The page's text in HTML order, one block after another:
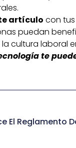
artículo con
puedan
cultura laboral
te